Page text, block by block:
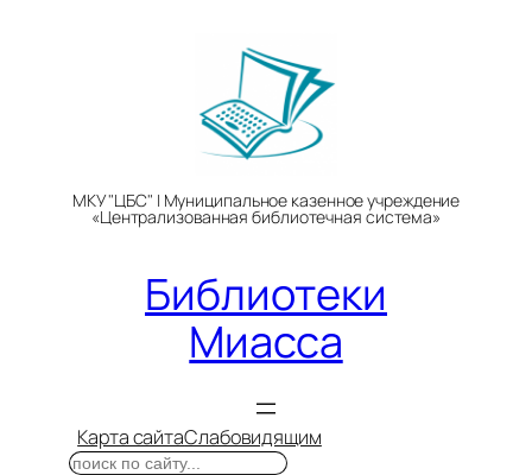
МКУ "ЦБС" | Муниципальное казенное учреждение
«Централизованная библиотечная система»
Библиотеки
Миасса
Карта сайтаСлабовидящим
Поиск